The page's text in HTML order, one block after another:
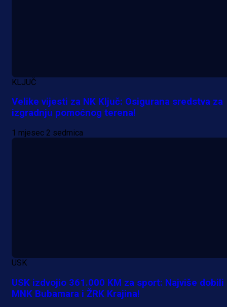
16 h 43 min
A Selekcija
KLJUČ
Velike vijesti za NK Ključ: Osigurana sredstva za
izgradnju pomoćnog terena!
1 mjesec 2 sedmica
USK
USK izdvojio 361.000 KM za sport: Najviše dobili
MNK Bubamara i ŽRK Krajina!